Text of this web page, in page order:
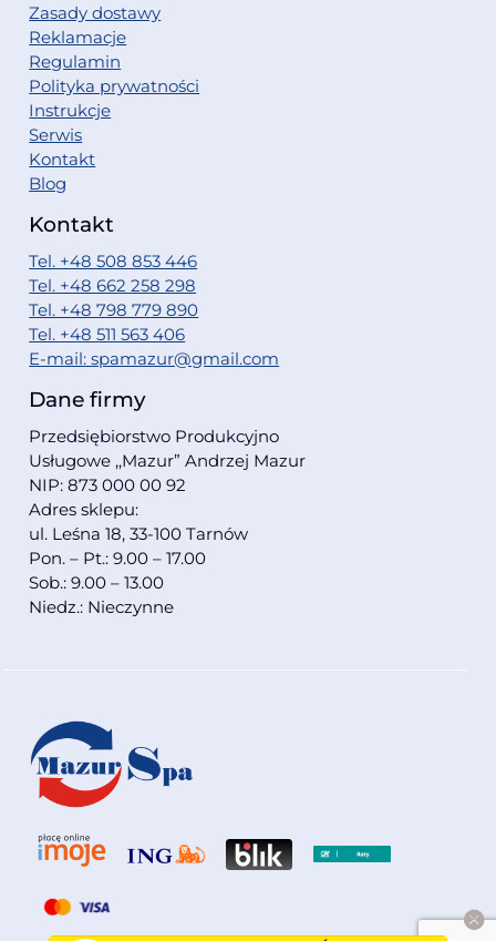
Zasady dostawy
Reklamacje
Regulamin
Polityka prywatności
Instrukcje
Serwis
Kontakt
Blog
Kontakt
Tel. +48 508 853 446
Tel. +48 662 258 298
Tel. +48 798 779 890
Tel. +48 511 563 406
E-mail: spamazur@gmail.com
Dane firmy
Przedsiębiorstwo Produkcyjno
Usługowe ,,Mazur” Andrzej Mazur
NIP: 873 000 00 92
Adres sklepu:
ul. Leśna 18, 33-100 Tarnów
Pon. – Pt.: 9.00 – 17.00
Sob.: 9.00 – 13.00
Niedz.: Nieczynne